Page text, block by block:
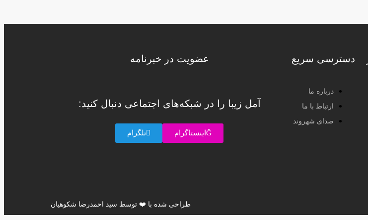
دسترسی سریع
درباره ما
ارتباط با ما
صدای شهروند
عضویت در خبرنامه
آمل زیبا را در شبکه‌های اجتماعی دنبال کنید:
اینستاگرام تلگرام
طراحی شده با ❤️ توسط سید احمدرضا شکوهیان